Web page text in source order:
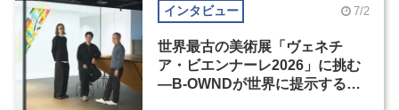
インタビュー 7/2
世界最古の美術展「ヴェネチ
ア・ビエンナーレ2026」に挑む
―B-OWNDが世界に提示する美